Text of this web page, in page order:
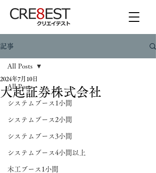
記事
All Posts
システムブース1小間
システムブース2小間
システムブース3小間
システムブース4小間以上
木工ブース1小間
All Posts
大起証券株式会社
2024年7月10日